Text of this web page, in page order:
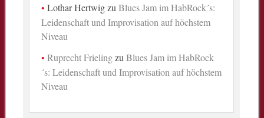
Lothar HertwigzuBlues Jam im HabRock´s:
Leidenschaft und Improvisation auf höchstem
Niveau
Ruprecht FrielingzuBlues Jam im HabRock
´s: Leidenschaft und Improvisation auf höchstem
Niveau